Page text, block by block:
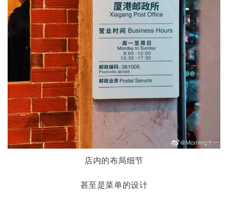
店内的布局细节
甚至是菜单的设计